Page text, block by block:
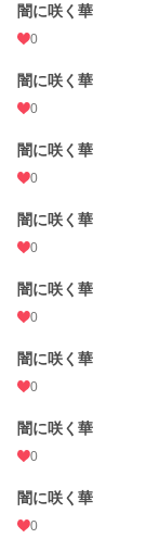
闇に咲く華
0
闇に咲く華
0
闇に咲く華
0
闇に咲く華
0
闇に咲く華
0
闇に咲く華
0
闇に咲く華
0
闇に咲く華
0